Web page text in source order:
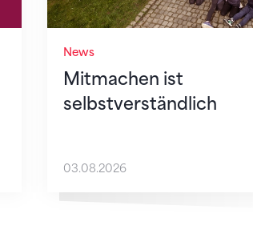
News
Mitmachen ist
selbstverständlich
03.08.2026